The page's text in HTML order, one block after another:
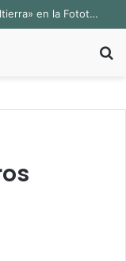
Inauguran sala permanente «Pedro Valtierra» en la Fototeca de Zacatecas